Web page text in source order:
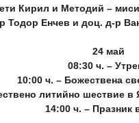
Кирил и Методий –
Тодор Енчев и доц. д-р
24 май
08:30 ч. –
10:00 ч. – Божествена
литийно шествие в
14:00 ч. – Празник